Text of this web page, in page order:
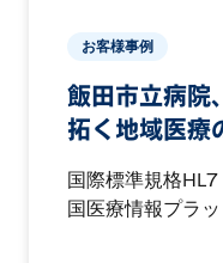
お客様事例
飯田市立病
拓く地域医療
国際標準規格
国医療情報プラ